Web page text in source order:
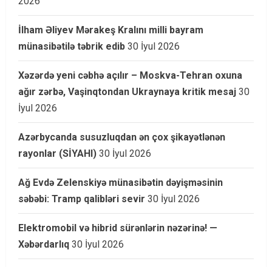
İlham Əliyev Mərakeş Kralını milli bayram
münasibətilə təbrik edib 30 İyul 2026
Xəzərdə yeni cəbhə açılır – Moskva-Tehran oxuna
ağır zərbə, Vaşinqtondan Ukraynaya kritik mesaj 30
İyul 2026
Azərbycanda susuzluqdan ən çox şikayətlənən
rayonlar (SİYAHI) 30 İyul 2026
Ağ Evdə Zelenskiyə münasibətin dəyişməsinin
səbəbi: Tramp qalibləri sevir 30 İyul 2026
Elektromobil və hibrid sürənlərin nəzərinə! —
Xəbərdarlıq 30 İyul 2026